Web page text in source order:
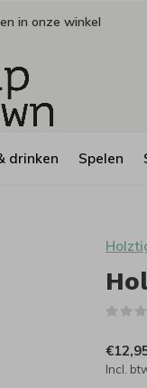
drinken Spelen
in onze winkel
Incl.